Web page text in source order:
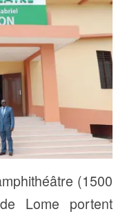
(1500
Lome portent